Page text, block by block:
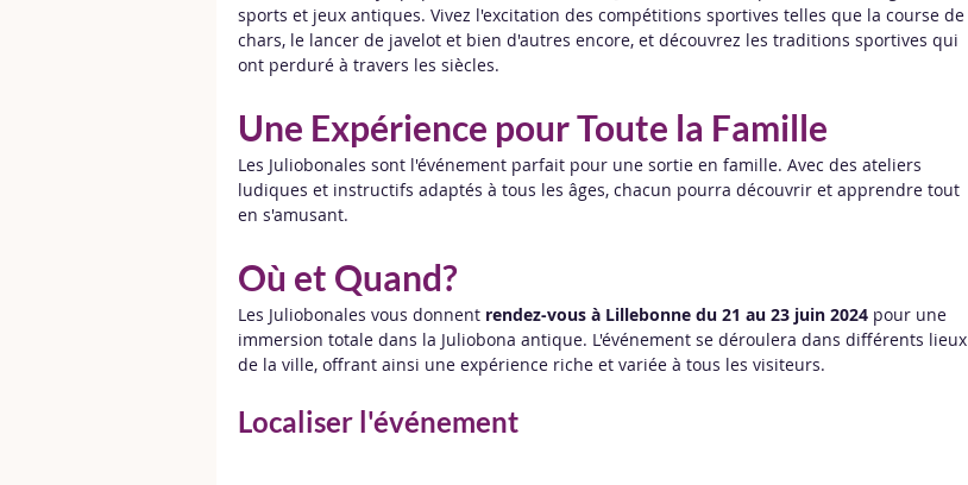
sports et jeux antiques. Vivez l'excitation des compétitions sportives telles que la course de
chars, le lancer de javelot et bien d'autres encore, et découvrez les traditions sportives qui
ont perduré à travers les siècles.
Une Expérience pour Toute la Famille
Les Juliobonales sont l'événement parfait pour une sortie en famille. Avec des ateliers
ludiques et instructifs adaptés à tous les âges, chacun pourra découvrir et apprendre tout
en s'amusant.
Où et Quand?
Les Juliobonales vous donnent rendez-vous à Lillebonne du 21 au 23 juin 2024 pour une
immersion totale dans la Juliobona antique. L'événement se déroulera dans différents lieux
de la ville, offrant ainsi une expérience riche et variée à tous les visiteurs.
Localiser l'événement